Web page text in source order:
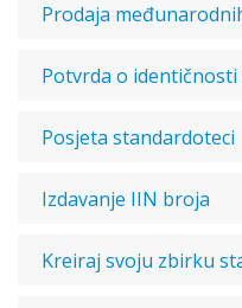
Prodaja
Potvrda o identičnosti
Posjeta standardoteci
Izdavanje IIN broja
Kreiraj svoju zbirku